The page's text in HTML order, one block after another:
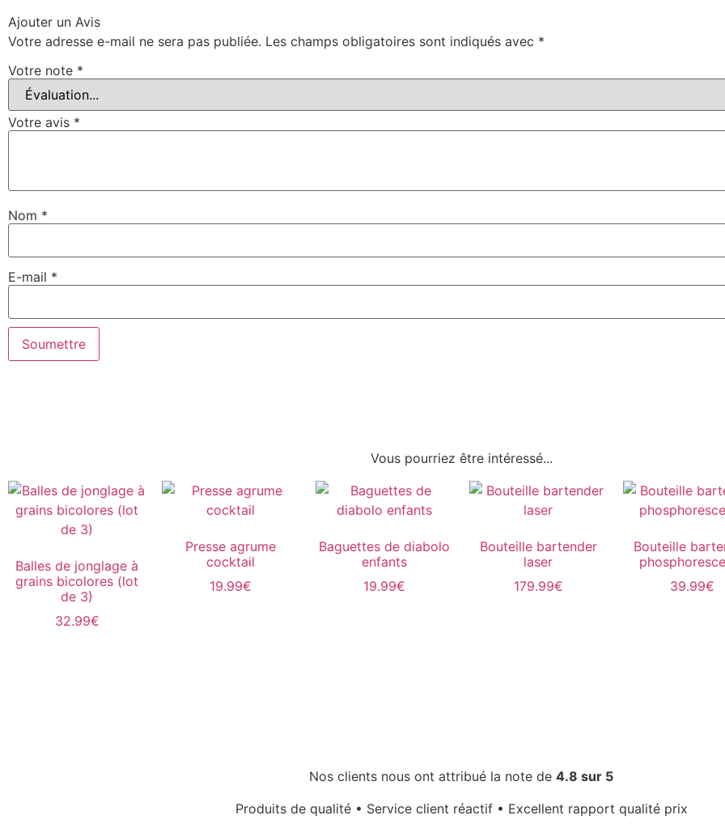
Ajouter un Avis
Votre adresse e-mail ne sera pas publiée. Les champs obligatoires sont indiqués avec *
Votre note *
Votre avis *
Nom *
E-mail *
Vous pourriez être intéressé...
Balles de jonglage à
grains bicolores (lot
de 3)
32.99€
Presse agrume
cocktail
19.99€
Baguettes de diabolo
enfants
19.99€
Bouteille bartender
laser
179.99€
Bouteille
39.99€
Nos clients nous ont attribué la note de 4.8 sur 5
Produits de qualité • Service client réactif • Excellent rapport qualité prix